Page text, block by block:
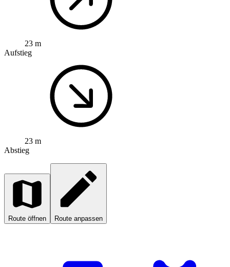
23 m
Aufstieg
23 m
Abstieg
Route öffnen Route anpassen